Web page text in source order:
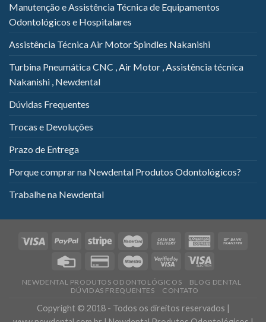
Manutenção e Assistência Técnica de Equipamentos
Odontológicos e Hospitalares
Assistência Técnica Air Motor Spindles Nakanishi
Turbina Pneumática CNC , Air Motor , Assistência técnica
Nakanishi , Newdental
Dúvidas Frequentes
Trocas e Devoluções
Prazo de Entrega
Porque comprar na Newdental Produtos Odontológicos?
Trabalhe na Newdental
NEWDENTAL PRODUTOS ODONTOLÓGICOS
BLOG DENTAL
DÚVIDAS FREQUENTES
CONTATO
Copyright © 2018 - Todos os direitos reservados |